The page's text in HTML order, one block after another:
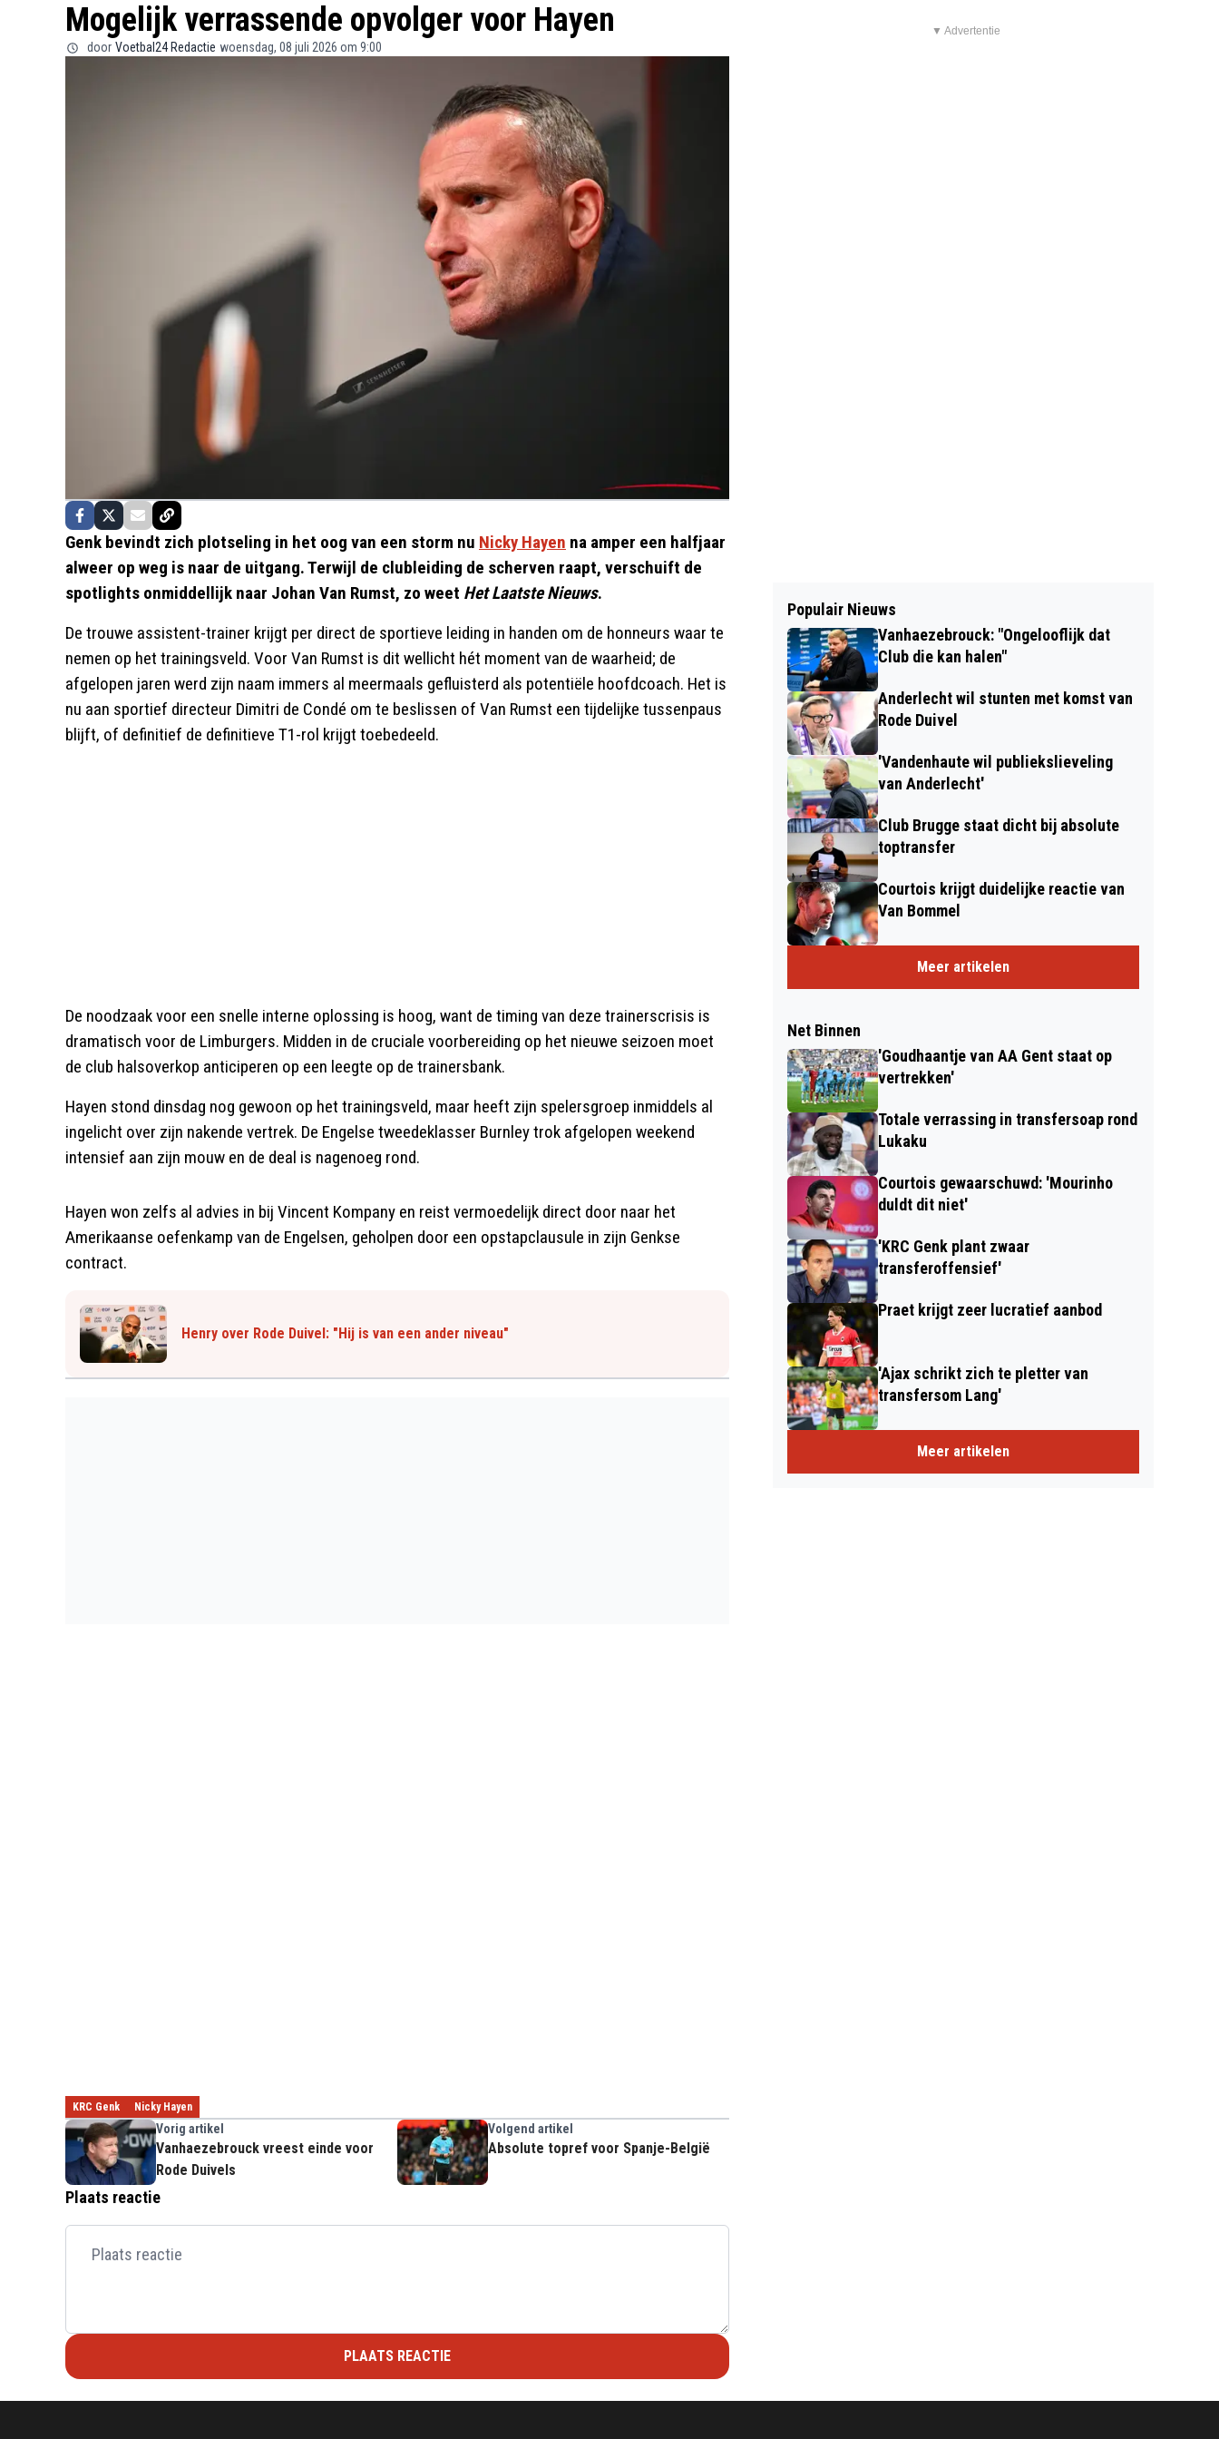
Mogelijk verrassende opvolger voor Hayen
door Voetbal24 Redactie woensdag, 08 juli 2026 om 9:00
Genk bevindt zich plotseling in het oog van een storm nu Nicky Hayen na amper een halfjaar
alweer op weg is naar de uitgang. Terwijl de clubleiding de scherven raapt, verschuift de
spotlights onmiddellijk naar Johan Van Rumst, zo weet Het Laatste Nieuws.
De trouwe assistent-trainer krijgt per direct de sportieve leiding in handen om de honneurs waar te
nemen op het trainingsveld. Voor Van Rumst is dit wellicht hét moment van de waarheid; de
afgelopen jaren werd zijn naam immers al meermaals gefluisterd als potentiële hoofdcoach. Het is
nu aan sportief directeur Dimitri de Condé om te beslissen of Van Rumst een tijdelijke tussenpaus
blijft, of definitief de definitieve T1-rol krijgt toebedeeld.
De noodzaak voor een snelle interne oplossing is hoog, want de timing van deze trainerscrisis is
dramatisch voor de Limburgers. Midden in de cruciale voorbereiding op het nieuwe seizoen moet
de club halsoverkop anticiperen op een leegte op de trainersbank.
Hayen stond dinsdag nog gewoon op het trainingsveld, maar heeft zijn spelersgroep inmiddels al
ingelicht over zijn nakende vertrek. De Engelse tweedeklasser Burnley trok afgelopen weekend
intensief aan zijn mouw en de deal is nagenoeg rond.
Hayen won zelfs al advies in bij Vincent Kompany en reist vermoedelijk direct door naar het
Amerikaanse oefenkamp van de Engelsen, geholpen door een opstapclausule in zijn Genkse
contract.
Henry over Rode Duivel: "Hij is van een ander niveau"
KRC Genk Nicky Hayen
Vorig artikel
Vanhaezebrouck vreest einde voor
Rode Duivels
Volgend artikel
Absolute topref voor Spanje-België
Plaats reactie
PLAATS REACTIE
▼ Advertentie
Populair Nieuws
Vanhaezebrouck: "Ongelooflijk dat
Club die kan halen"
Anderlecht wil stunten met komst van
Rode Duivel
'Vandenhaute wil publiekslieveling
van Anderlecht'
Club Brugge staat dicht bij absolute
toptransfer
Courtois krijgt duidelijke reactie van
Van Bommel
Meer artikelen
Net Binnen
'Goudhaantje van AA Gent staat op
vertrekken'
Totale verrassing in transfersoap rond
Lukaku
Courtois gewaarschuwd: 'Mourinho
duldt dit niet'
'KRC Genk plant zwaar
transferoffensief'
Praet krijgt zeer lucratief aanbod
'Ajax schrikt zich te pletter van
transfersom Lang'
Meer artikelen